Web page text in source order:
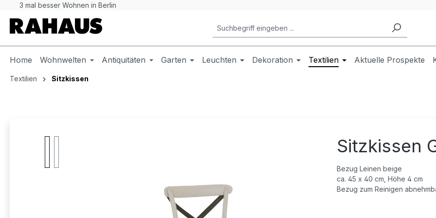
Hauptinhalt springen
Zur Suche springen
Zur Hauptnavigation springen
3 mal besser Wohnen in Berlin
Home Wohnwelten Antiquitäten Garten Leuchten Dekoration Textilien Aktuelle Prospekte
Textilien Sitzkissen
Sitzkissen
Bezug Leinen beige
ca. 45 x 40 cm, Höhe 4 cm
Bezug zum Reinigen